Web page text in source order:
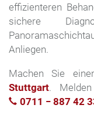
effizienteren
sichere
Anliegen.
Machen Sie
Stuttgart.
0711 − 887 42